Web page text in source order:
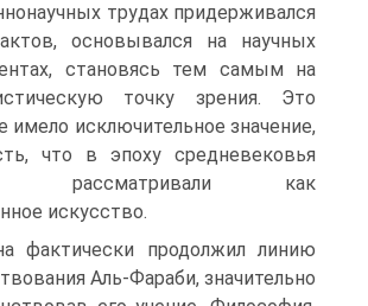
трудах придерживался
осно­вывался на научных
становясь тем самым на
точку зрения. Это
имело исключи­тельное значение,
что в эпоху средневековья
рассматривали как
искусство.
фактически продолжил линию
Аль-Фараби, значительно